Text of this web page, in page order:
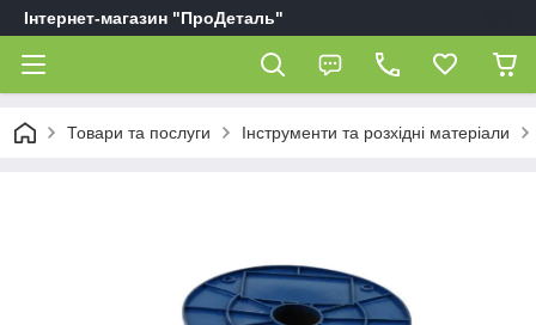
Інтернет-магазин "ПроДеталь"
Товари та послуги Інструменти та розхідні матеріали